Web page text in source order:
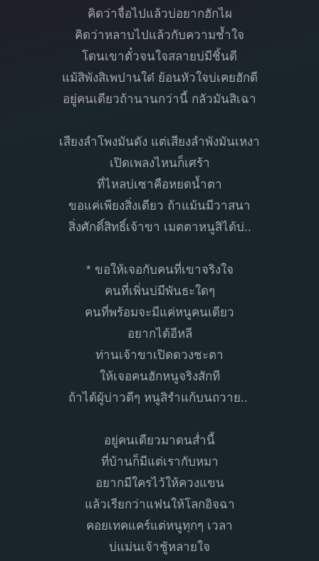
คิดว่าจื่อไปแล้วบ่อยากฮักไผ
คิดว่าหลาบไปแล้วกับความช้ำใจ
โดนเขาตั๋วจนใจสลายบ่มีชิ้นดี
แม้สิพังสิเพปานใด๋ ย้อนหัวใจบ่เคยฮักดี
อยู่คนเดียวถ้านานกว่านี้ กลัวมันสิเฉา
เสียงลำโพงมันดัง แต่เสียงลำพังมันเหงา
เปิดเพลงไหนก็เศร้า
ที่ไหลบ่เซาคือหยดน้ำตา
ขอแค่เพียงสิ่งเดียว ถ้าแม้นมีวาสนา
สิ่งศักดิ์สิทธิ์เจ้าขา เมตตาหนูสิได้บ่..
* ขอให้เจอกับคนที่เขาจริงใจ
คนที่เพิ่นบ่มีพันธะใดๆ
คนที่พร้อมจะมีแค่หนูคนเดียว
อยากได้อีหลี
ท่านเจ้าขาเปิดดวงชะตา
ให้เจอคนฮักหนูจริงสักที
ถ้าได้ผู้บ่าวดีๆ หนูสิรำแก้บนถวาย..
อยู่คนเดียวมาดนส่ำนี้
ที่บ้านก็มีแต่เรากับหมา
อยากมีใครไว้ให้ควงแขน
แล้วเรียกว่าแฟนให้โลกอิจฉา
คอยเทคแคร์แต่หนูทุกๆ เวลา
บ่แม่นเจ้าชู้หลายใจ